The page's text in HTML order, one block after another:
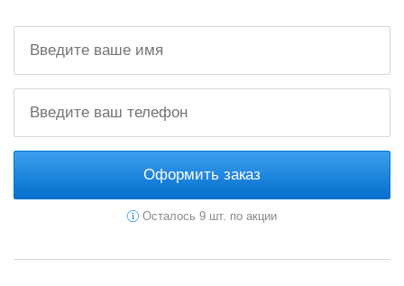
Оформить заказ
Осталось 9 шт. по акции